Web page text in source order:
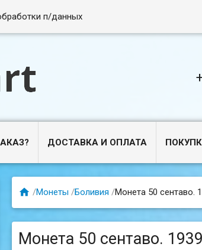
п/данных
ДОСТАВКА И ОПЛАТА
 /Монеты /Боливия /Монета 50 сентаво.
Монета 50 сентаво.